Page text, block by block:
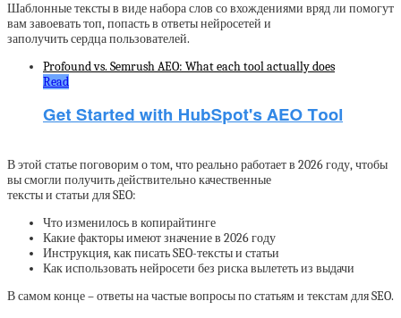
Шаблонные тексты в виде набора слов со вхождениями вряд ли помогут
вам завоевать топ, попасть в ответы нейросетей и
заполучить сердца пользователей.
Profound vs. Semrush AEO: What each tool actually does
Read
В этой статье поговорим о том, что реально работает в 2026 году, чтобы
вы смогли получить действительно качественные
тексты и статьи для SEO:
Что изменилось в копирайтинге
Какие факторы имеют значение в 2026 году
Инструкция, как писать SEO-тексты и статьи
Как использовать нейросети без риска вылететь из выдачи
В самом конце – ответы на частые вопросы по статьям и текстам для SEO.